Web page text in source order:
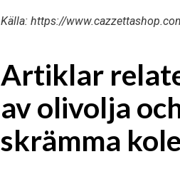
Källa: https://
Artiklar
av olivolja
skrämma